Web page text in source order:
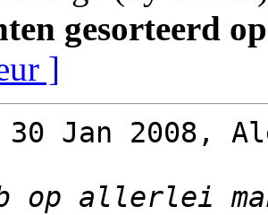
gesorteerd
]
30 Jan 2008,
op allerlei